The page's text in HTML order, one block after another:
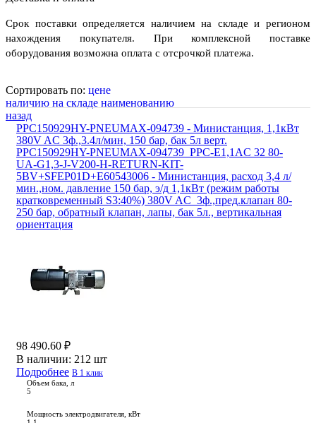
Срок поставки определяется наличием на складе и регионом
нахождения покупателя. При комплексной поставке
оборудования возможна оплата с отсрочкой платежа.
Сортировать по: цене
наличию на складе наименованию
назад
PPC150929HY-PNEUMAX-094739 - Министанция, 1,1кВт
380V AC 3ф.,3.4л/мин, 150 бар, бак 5л верт.
PPC150929HY-PNEUMAX-094739_PPC-E1,1AC 32 80-
UA-G1,3-J-V200-H-RETURN-KIT-
5BV+SFEP01D+E60543006 - Министанция, расход 3,4 л/
мин.,ном. давление 150 бар, э/д 1,1кВт (режим работы
кратковременный S3:40%) 380V AC 3ф.,пред.клапан 80-
250 бар, обратный клапан, лапы, бак 5л., вертикальная
ориентация
98 490.60 ₽
В наличии: 212 шт
Подробнее В 1 клик
Объем бака, л
5
Мощность электродвигателя, кВт